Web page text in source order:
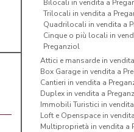
Bilocali in vendita a
Trilocali in vendita a
Quadrilocali in vendita a
Cinque o più locali in
Preganziol
Attici e mansarde in
Box Garage in vendita a
Cantieri in vendita a
Duplex in vendita a
Immobili Turistici in
Loft e Openspace in
Multiproprietà in vendita a